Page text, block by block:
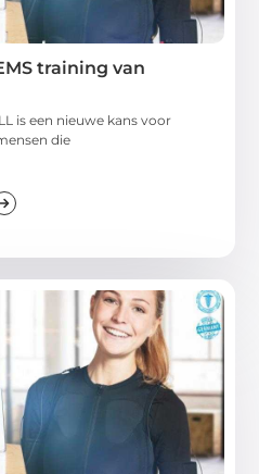
training van
is een nieuwe kans voor
die